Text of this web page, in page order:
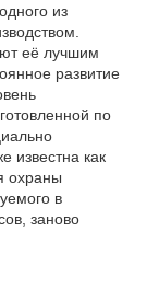
из
её лучшим
развитие
по
известна как
охраны
в
заново